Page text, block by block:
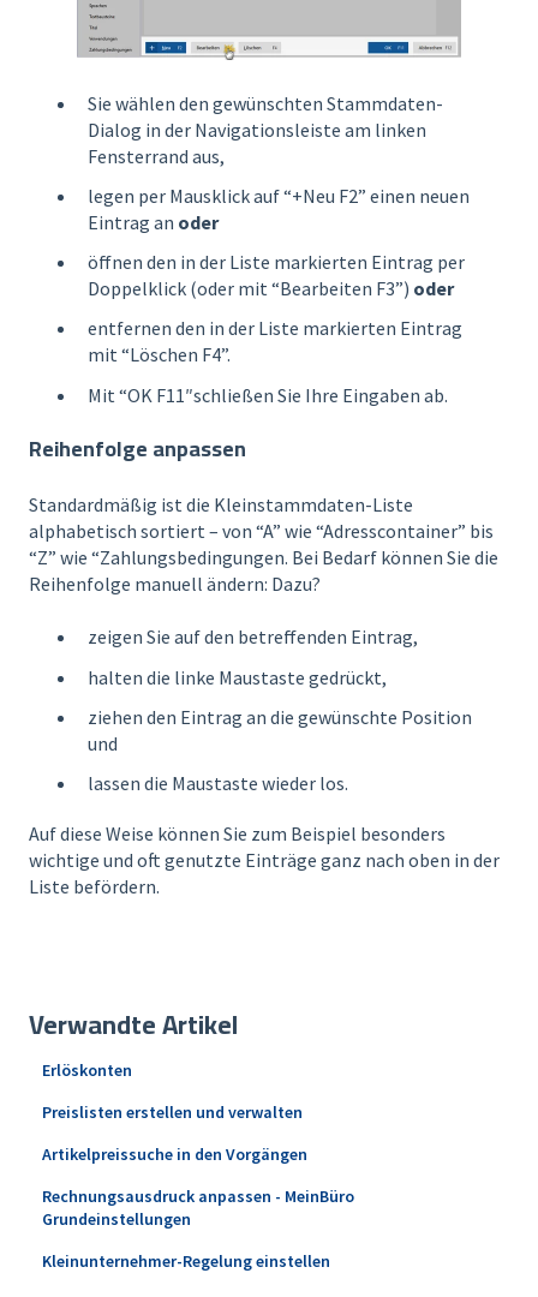
Sie wählen den gewünschten Stammdaten-
Dialog in der Navigationsleiste am linken
Fensterrand aus,
legen per Mausklick auf “+Neu F2” einen neuen
Eintrag an oder
öffnen den in der Liste markierten Eintrag per
Doppelklick (oder mit “Bearbeiten F3”) oder
entfernen den in der Liste markierten Eintrag
mit “Löschen F4”.
Mit “OK F11″schließen Sie Ihre Eingaben ab.
Reihenfolge anpassen
Standardmäßig ist die Kleinstammdaten-Liste
alphabetisch sortiert – von “A” wie “Adresscontainer” bis
“Z” wie “Zahlungsbedingungen. Bei Bedarf können Sie die
Reihenfolge manuell ändern: Dazu?
zeigen Sie auf den betreffenden Eintrag,
halten die linke Maustaste gedrückt,
ziehen den Eintrag an die gewünschte Position
und
lassen die Maustaste wieder los.
Auf diese Weise können Sie zum Beispiel besonders
wichtige und oft genutzte Einträge ganz nach oben in der
Liste befördern.
Verwandte Artikel
Erlöskonten
Preislisten erstellen und verwalten
Artikelpreissuche in den Vorgängen
Rechnungsausdruck anpassen - MeinBüro
Grundeinstellungen
Kleinunternehmer-Regelung einstellen